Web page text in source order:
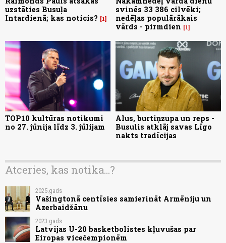
uzstāties Busuļa
Intardienā; kas noticis?
1
svinēs 33 386 cilvēki;
nedēļas populārākais
vārds - pirmdien
1
TOP10 kultūras notikumi
no 27. jūnija līdz 3. jūlijam
Alus, burtiņzupa un reps -
Busulis atklāj savas Līgo
nakts tradīcijas
Atceries, kas notika...?
2025.gads
Vašingtonā centīsies samierināt Armēniju un
Azerbaidžānu
2023.gads
Latvijas U-20 basketbolistes kļuvušas par
Eiropas vicečempionēm